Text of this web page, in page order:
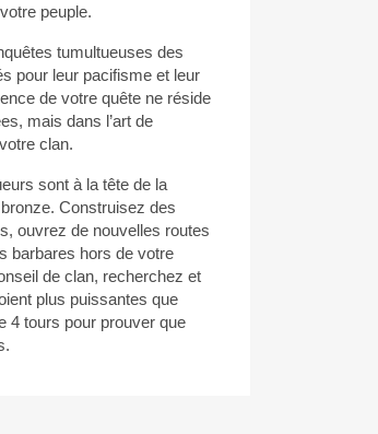
peuple.
tumultueuses des
pour leur pacifisme et leur
de votre quête ne réside
mais dans l’art de
clan.
sont à la tête de la
Construisez des
ouvrez de nouvelles routes
barbares hors de votre
de clan, recherchez et
plus puissantes que
4 tours pour prouver que